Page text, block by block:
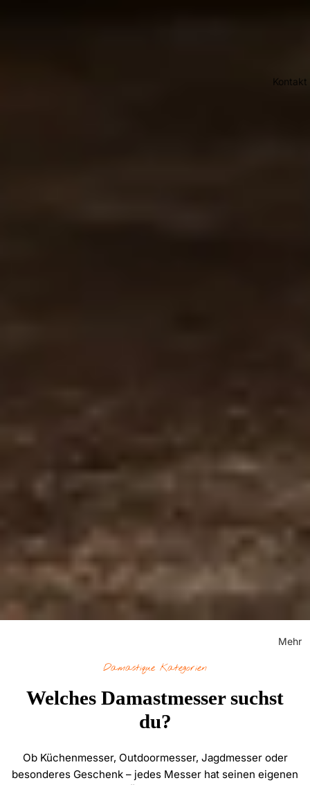
Kontakt
Mehr
Damastique Kategorien
Welches Damastmesser suchst
du?
Ob Küchenmesser, Outdoormesser, Jagdmesser oder
besonderes Geschenk – jedes Messer hat seinen eigenen